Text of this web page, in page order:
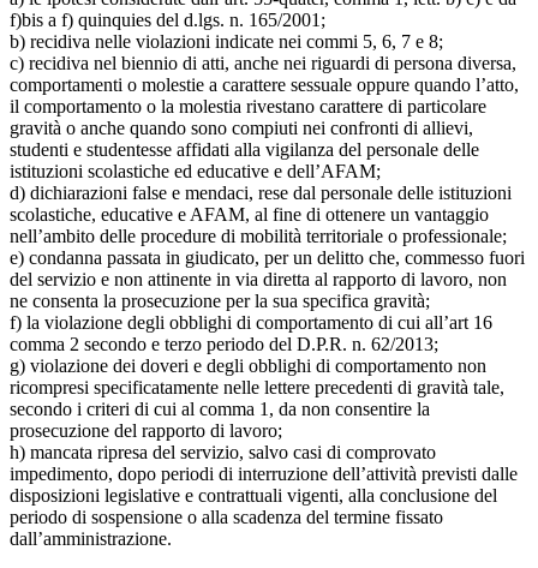
f)bis a f) quinquies del d.lgs. n. 165/2001;
b) recidiva nelle violazioni indicate nei commi 5, 6, 7 e 8;
c) recidiva nel biennio di atti, anche nei riguardi di persona diversa,
comportamenti o molestie a carattere sessuale oppure quando l’atto,
il comportamento o la molestia rivestano carattere di particolare
gravità o anche quando sono compiuti nei confronti di allievi,
studenti e studentesse affidati alla vigilanza del personale delle
istituzioni scolastiche ed educative e dell’AFAM;
d) dichiarazioni false e mendaci, rese dal personale delle istituzioni
scolastiche, educative e AFAM, al fine di ottenere un vantaggio
nell’ambito delle procedure di mobilità territoriale o professionale;
e) condanna passata in giudicato, per un delitto che, commesso fuori
del servizio e non attinente in via diretta al rapporto di lavoro, non
ne consenta la prosecuzione per la sua specifica gravità;
f) la violazione degli obblighi di comportamento di cui all’art 16
comma 2 secondo e terzo periodo del D.P.R. n. 62/2013;
g) violazione dei doveri e degli obblighi di comportamento non
ricompresi specificatamente nelle lettere precedenti di gravità tale,
secondo i criteri di cui al comma 1, da non consentire la
prosecuzione del rapporto di lavoro;
h) mancata ripresa del servizio, salvo casi di comprovato
impedimento, dopo periodi di interruzione dell’attività previsti dalle
disposizioni legislative e contrattuali vigenti, alla conclusione del
periodo di sospensione o alla scadenza del termine fissato
dall’amministrazione.